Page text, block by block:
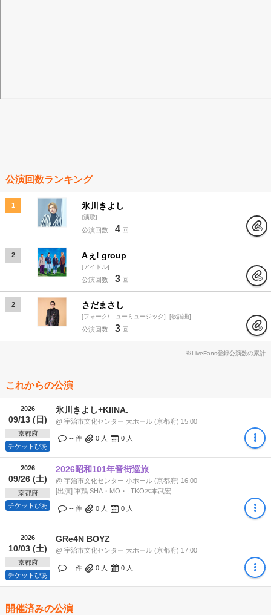
公演回数ランキング
1 氷川きよし
演歌
公演回数 4 回
2 Aぇ! group
アイドル
公演回数 3 回
2 さだまさし
フォーク/ニューミュージック 歌謡曲
公演回数 3 回
※LiveFans登録公演数の累計
これからの公演
2026
09/13 (日)
京都府
チケットぴあ
氷川きよし+KIINA.
@ 宇治市文化センター 大ホール (京都府) 15:00
-- 件 0 人 0 人
2026
09/26 (土)
京都府
チケットぴあ
2026昭和101年音街巡旅
@ 宇治市文化センター 小ホール (京都府) 16:00
[出演] 軍鶏 SHA・MO・, TKO木本武宏
-- 件 0 人 0 人
2026
10/03 (土)
京都府
チケットぴあ
GRe4N BOYZ
@ 宇治市文化センター 大ホール (京都府) 17:00
-- 件 0 人 0 人
開催済みの公演